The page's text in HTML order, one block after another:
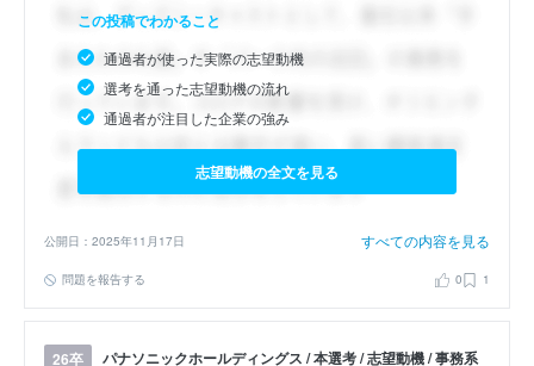
この投稿でわかること
通過者が使った実際の志望動機
選考を通った志望動機の流れ
通過者が注目した企業の強み
志望動機の全文を見る
公開日：2025年11月17日 すべての内容を見る
問題を報告する 0 1
26卒
パナソニックホールディングス / 本選考 / 志望動機 / 事務系